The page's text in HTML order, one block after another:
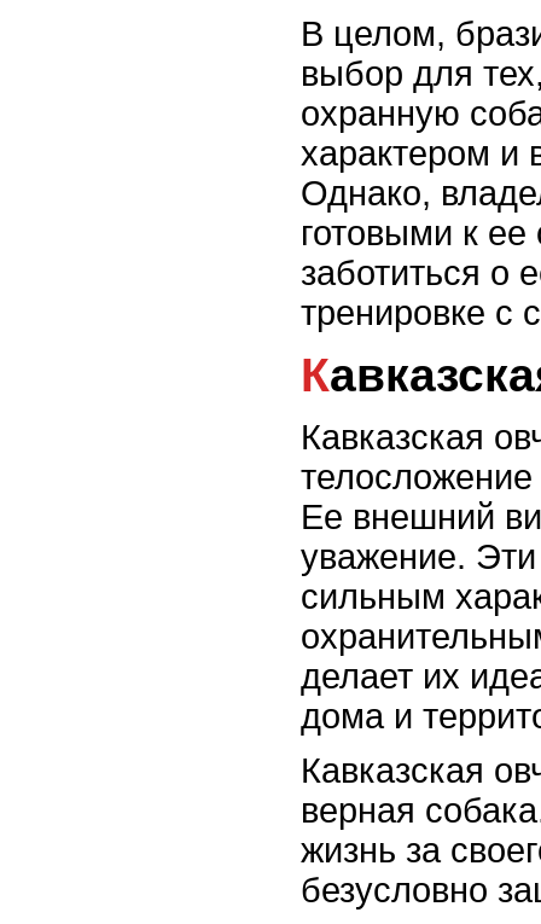
В целом,
выбор для
охранную
характером и
Однако,
готовыми к
заботиться о
тренировке с
Кавказская
Ее внешний
уважение.
сильным
делает их
дома и
Кавказская
верная
жизнь за
безусловно